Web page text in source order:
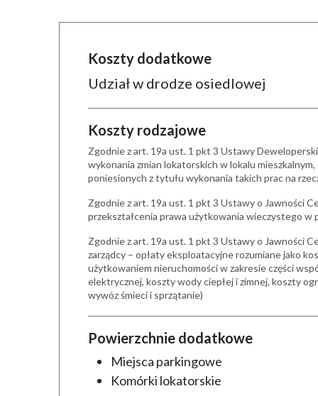
Koszty dodatkowe
Udział w drodze osiedlowej
Koszty rodzajowe
Zgodnie z art. 19a ust. 1 pkt 3 Ustawy
wykonania zmian lokatorskich w lokalu
poniesionych z tytułu wykonania takich prac na
Zgodnie z art. 19a ust. 1 pkt 3 Ustawy o Jawności
przekształcenia prawa użytkowania wieczystego w
Zgodnie z art. 19a ust. 1 pkt 3 Ustawy o Jawności
zarządcy – opłaty eksploatacyjne rozumiane jako
użytkowaniem nieruchomości w zakresie części
elektrycznej, koszty wody ciepłej i zimnej, koszty
wywóz śmieci i sprzątanie)
Powierzchnie dodatkowe
Miejsca parkingowe
Komórki lokatorskie